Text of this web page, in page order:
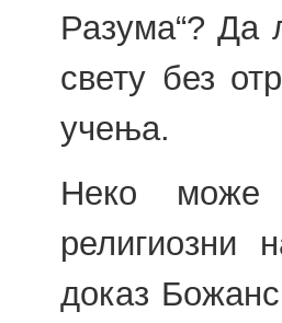
Разума“?
свету без
учења.
Неко може
религиозни
доказ